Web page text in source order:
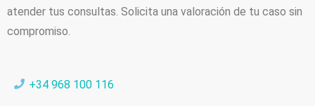
atender tus consultas. Solicita una valoración de tu caso sin
compromiso.
+34 968 100 116